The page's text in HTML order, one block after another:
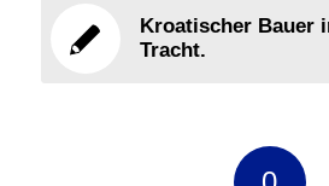
Kroatischer Bauer
Tracht.